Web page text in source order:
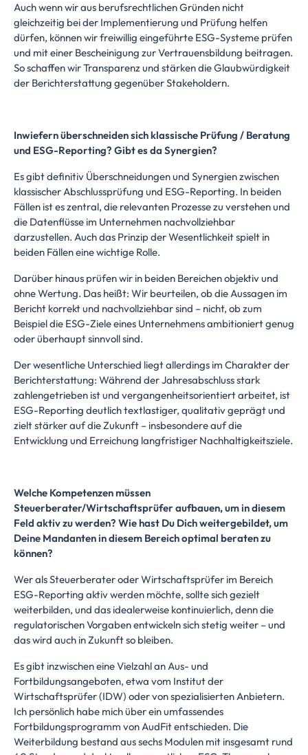
Auch wenn wir aus berufsrechtlichen Gründen nicht
gleichzeitig bei der Implementierung und Prüfung helfen
dürfen, können wir freiwillig eingeführte ESG-Systeme prüfen
und mit einer Bescheinigung zur Vertrauensbildung beitragen.
So schaffen wir Transparenz und stärken die Glaubwürdigkeit
der Berichterstattung gegenüber Stakeholdern.
Inwiefern überschneiden sich klassische Prüfung / Beratung
und ESG-Reporting? Gibt es da Synergien?
Es gibt definitiv Überschneidungen und Synergien zwischen
klassischer Abschlussprüfung und ESG-Reporting. In beiden
Fällen ist es zentral, die relevanten Prozesse zu verstehen und
die Datenflüsse im Unternehmen nachvollziehbar
darzustellen. Auch das Prinzip der Wesentlichkeit spielt in
beiden Fällen eine wichtige Rolle.
Darüber hinaus prüfen wir in beiden Bereichen objektiv und
ohne Wertung. Das heißt: Wir beurteilen, ob die Aussagen im
Bericht korrekt und nachvollziehbar sind – nicht, ob zum
Beispiel die ESG-Ziele eines Unternehmens ambitioniert genug
oder überhaupt sinnvoll sind.
Der wesentliche Unterschied liegt allerdings im Charakter der
Berichterstattung: Während der Jahresabschluss stark
zahlengetrieben ist und vergangenheitsorientiert arbeitet, ist
ESG-Reporting deutlich textlastiger, qualitativ geprägt und
zielt stärker auf die Zukunft – insbesondere auf die
Entwicklung und Erreichung langfristiger Nachhaltigkeitsziele.
Welche Kompetenzen müssen
Steuerberater/Wirtschaftsprüfer aufbauen, um in diesem
Feld aktiv zu werden? Wie hast Du Dich weitergebildet, um
Deine Mandanten in diesem Bereich optimal beraten zu
können?
Wer als Steuerberater oder Wirtschaftsprüfer im Bereich
ESG-Reporting aktiv werden möchte, sollte sich gezielt
weiterbilden, und das idealerweise kontinuierlich, denn die
regulatorischen Vorgaben entwickeln sich stetig weiter – und
das wird auch in Zukunft so bleiben.
Es gibt inzwischen eine Vielzahl an Aus- und
Fortbildungsangeboten, etwa vom Institut der
Wirtschaftsprüfer (IDW) oder von spezialisierten Anbietern.
Ich persönlich habe mich über ein umfassendes
Fortbildungsprogramm von AudFit entschieden. Die
Weiterbildung bestand aus sechs Modulen mit insgesamt rund